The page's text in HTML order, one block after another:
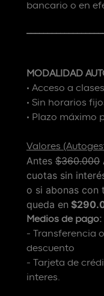
bancario o en
MODALIDAD
• Acceso a
• Sin horarios
• Plazo máximo
Valores
Antes $360.000
cuotas sin
o si abonas con
queda en
Medios de pago:
- Transferencia
descuento
- Tarjeta de
interes.